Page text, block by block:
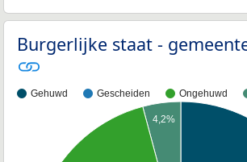
Burgerlijke staat -
Gehuwd Gescheiden Ongehuwd
4,2%